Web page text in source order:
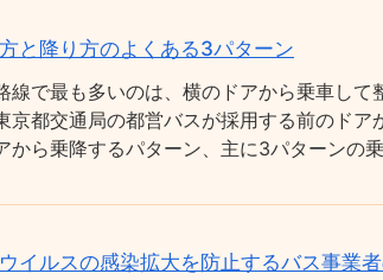
と降り方のよくある3パターン
線で最も多いのは、横のドアから乗車し
京都交通局の都営バスが採用する前のド
から乗降するパターン、主に3パターンの
イルスの感染拡大を防止するバス事業